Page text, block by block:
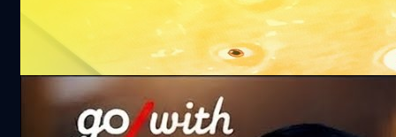
โลตัสบางนา พร้อม Immersive Screen สุดยิ่ง
101.4k views 26 days ago
จริงไหม ‘ทอง’ ยิ่งถือยิ่งแพง ? | Go with The
Four